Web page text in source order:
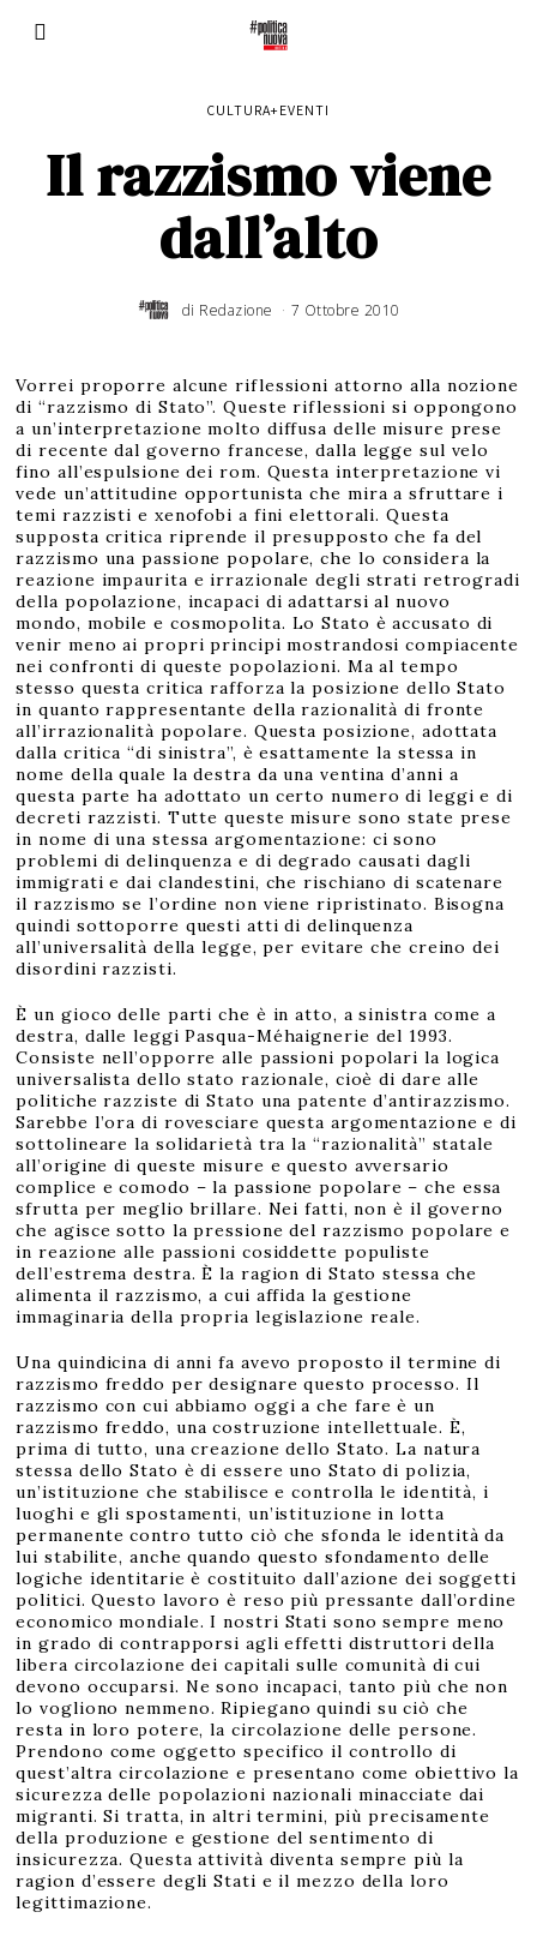
CULTURA+EVENTI
Il razzismo viene
dall’alto
di Redazione 7 Ottobre 2010
2
0
1
6
Vorrei proporre alcune riflessioni attorno alla nozione
di “razzismo di Stato”. Queste riflessioni si oppongono
a un’interpretazione molto diffusa delle misure prese
di recente dal governo francese, dalla legge sul velo
fino all’espulsione dei rom. Questa interpretazione vi
vede un’attitudine opportunista che mira a sfruttare i
temi razzisti e xenofobi a fini elettorali. Questa
supposta critica riprende il presupposto che fa del
razzismo una passione popolare, che lo considera la
reazione impaurita e irrazionale degli strati retrogradi
della popolazione, incapaci di adattarsi al nuovo
mondo, mobile e cosmopolita. Lo Stato è accusato di
venir meno ai propri principi mostrandosi compiacente
nei confronti di queste popolazioni. Ma al tempo
stesso questa critica rafforza la posizione dello Stato
in quanto rappresentante della razionalità di fronte
all’irrazionalità popolare. Questa posizione, adottata
dalla critica “di sinistra”, è esattamente la stessa in
nome della quale la destra da una ventina d’anni a
questa parte ha adottato un certo numero di leggi e di
decreti razzisti. Tutte queste misure sono state prese
in nome di una stessa argomentazione: ci sono
problemi di delinquenza e di degrado causati dagli
immigrati e dai clandestini, che rischiano di scatenare
il razzismo se l’ordine non viene ripristinato. Bisogna
quindi sottoporre questi atti di delinquenza
all’universalità della legge, per evitare che creino dei
disordini razzisti.
È un gioco delle parti che è in atto, a sinistra come a
destra, dalle leggi Pasqua-Méhaignerie del 1993.
Consiste nell’opporre alle passioni popolari la logica
universalista dello stato razionale, cioè di dare alle
politiche razziste di Stato una patente d’antirazzismo.
Sarebbe l’ora di rovesciare questa argomentazione e di
sottolineare la solidarietà tra la “razionalità” statale
all’origine di queste misure e questo avversario
complice e comodo – la passione popolare – che essa
sfrutta per meglio brillare. Nei fatti, non è il governo
che agisce sotto la pressione del razzismo popolare e
in reazione alle passioni cosiddette populiste
dell’estrema destra. È la ragion di Stato stessa che
alimenta il razzismo, a cui affida la gestione
immaginaria della propria legislazione reale.
Una quindicina di anni fa avevo proposto il termine di
razzismo freddo per designare questo processo. Il
razzismo con cui abbiamo oggi a che fare è un
razzismo freddo, una costruzione intellettuale. È,
prima di tutto, una creazione dello Stato. La natura
stessa dello Stato è di essere uno Stato di polizia,
un’istituzione che stabilisce e controlla le identità, i
luoghi e gli spostamenti, un’istituzione in lotta
permanente contro tutto ciò che sfonda le identità da
lui stabilite, anche quando questo sfondamento delle
logiche identitarie è costituito dall’azione dei soggetti
politici. Questo lavoro è reso più pressante dall’ordine
economico mondiale. I nostri Stati sono sempre meno
in grado di contrapporsi agli effetti distruttori della
libera circolazione dei capitali sulle comunità di cui
devono occuparsi. Ne sono incapaci, tanto più che non
lo vogliono nemmeno. Ripiegano quindi su ciò che
resta in loro potere, la circolazione delle persone.
Prendono come oggetto specifico il controllo di
quest’altra circolazione e presentano come obiettivo la
sicurezza delle popolazioni nazionali minacciate dai
migranti. Si tratta, in altri termini, più precisamente
della produzione e gestione del sentimento di
insicurezza. Questa attività diventa sempre più la
ragion d’essere degli Stati e il mezzo della loro
legittimazione.